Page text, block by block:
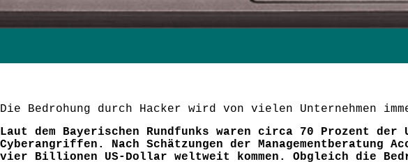
Die Bedrohung durch Hacker wird von vielen Unternehmen
Laut dem Bayerischen Rundfunks waren circa 70 Prozent
Cyberangriffen. Nach Schätzungen der
vier Billionen US-Dollar weltweit kommen. Obgleich die